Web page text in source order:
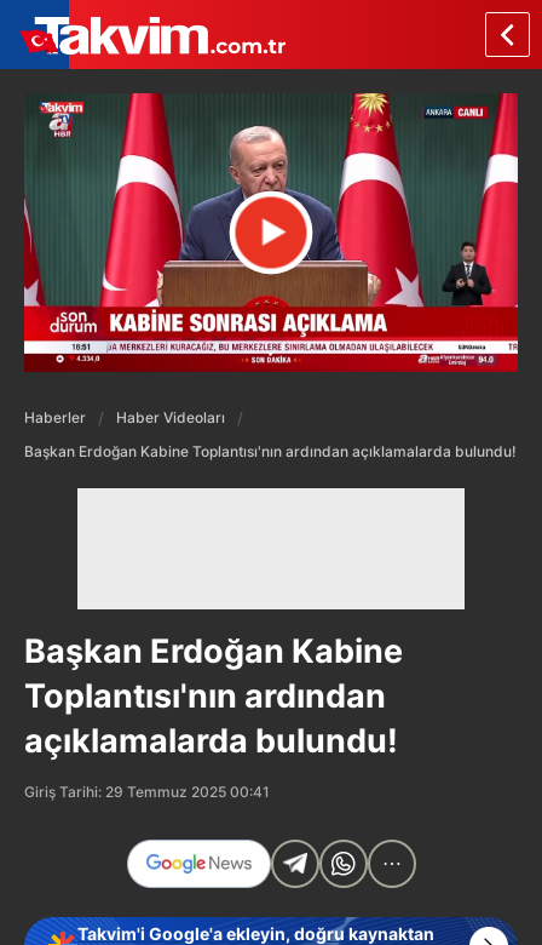
Haberler
Haber Videoları
Başkan Erdoğan Kabine Toplantısı'nın ardından açıklamalarda bulundu!
Başkan Erdoğan Kabine
Toplantısı'nın ardından
açıklamalarda bulundu!
Giriş Tarihi: 29 Temmuz 2025 00:41
Takvim'i Google'a ekleyin, doğru kaynaktan